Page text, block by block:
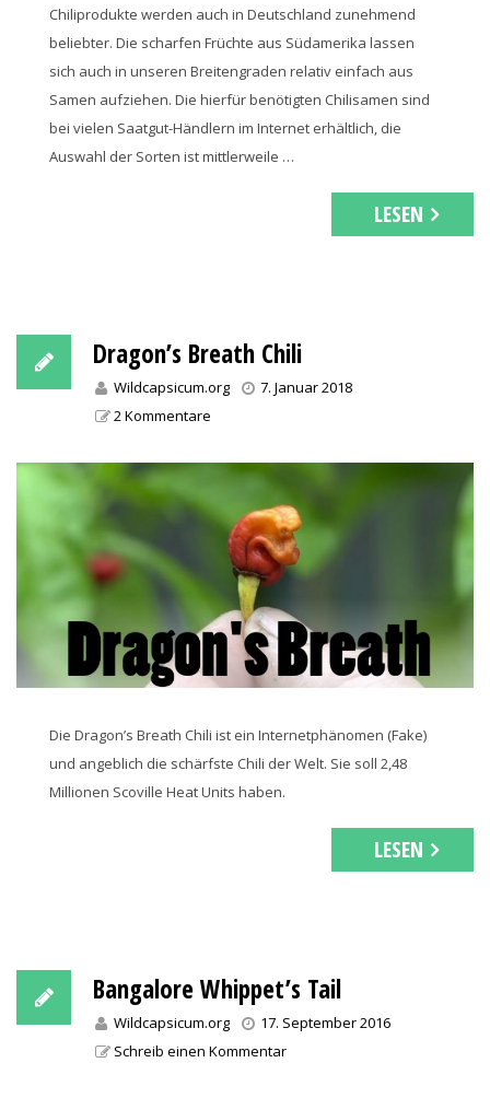
Chiliprodukte werden auch in Deutschland zunehmend
beliebter. Die scharfen Früchte aus Südamerika lassen
sich auch in unseren Breitengraden relativ einfach aus
Samen aufziehen. Die hierfür benötigten Chilisamen sind
bei vielen Saatgut-Händlern im Internet erhältlich, die
Auswahl der Sorten ist mittlerweile …
LESEN
Dragon’s Breath Chili
Wildcapsicum.org
7. Januar 2018
2 Kommentare
Die Dragon’s Breath Chili ist ein Internetphänomen (Fake)
und angeblich die schärfste Chili der Welt. Sie soll 2,48
Millionen Scoville Heat Units haben.
LESEN
Bangalore Whippet’s Tail
Wildcapsicum.org
17. September 2016
Schreib einen Kommentar